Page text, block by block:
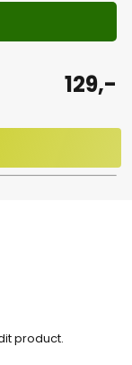
129,-
product.